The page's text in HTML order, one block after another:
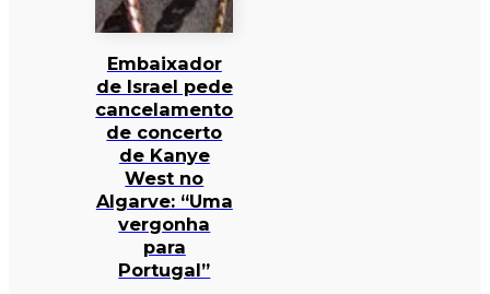
Embaixador
de Israel pede
cancelamento
de concerto
de Kanye
West no
Algarve: “Uma
vergonha
para
Portugal”